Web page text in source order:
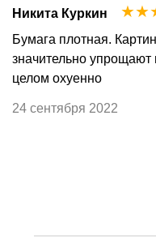
Никита Куркин ☆
☆
Бумага плотная.
значительно упрощают
целом охуенно
24 сентября 2022